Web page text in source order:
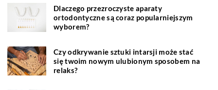
Dlaczego przezroczyste aparaty
ortodontyczne są coraz popularniejszym
wyborem?
Czy odkrywanie sztuki intarsji może stać
się twoim nowym ulubionym sposobem na
relaks?